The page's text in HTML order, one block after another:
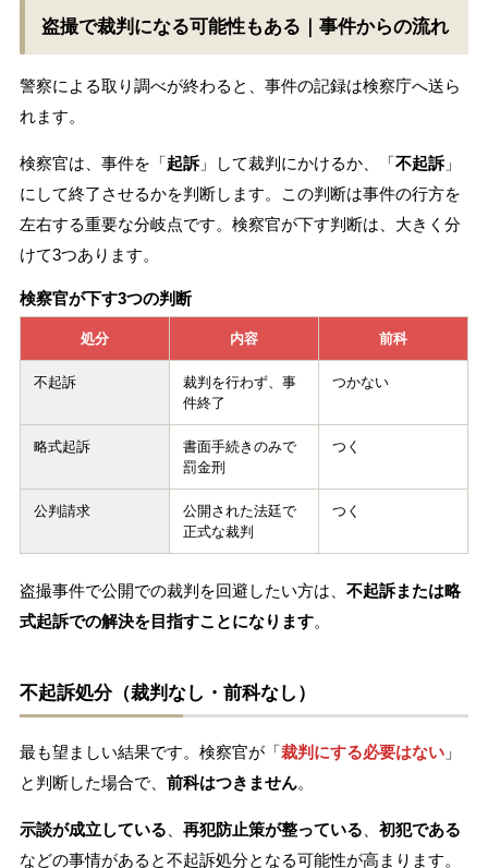
盗撮で裁判になる可能性もある｜事件からの流れ
警察による取り調べが終わると、事件の記録は検察庁へ送ら
れます。
検察官は、事件を「起訴」して裁判にかけるか、「不起訴」
にして終了させるかを判断します。この判断は事件の行方を
左右する重要な分岐点です。検察官が下す判断は、大きく分
けて3つあります。
検察官が下す3つの判断
処分 内容 前科
不起訴
裁判を行わず、事
件終了
つかない
略式起訴
書面手続きのみで
罰金刑
つく
公判請求
公開された法廷で
正式な裁判
つく
盗撮事件で公開での裁判を回避したい方は、 不起訴または略
式起訴での解決を目指すことになります。
不起訴処分（裁判なし・前科なし）
最も望ましい結果です。検察官が「裁判にする必要はない」
と判断した場合で、 前科はつきません。
示談が成立している 再犯防止策が整っている
初犯である
などの事情があると不起訴処分となる可能性が高まります。